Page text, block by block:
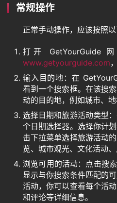
常规操作
正常手动操作，应该按照以
打开 GetYourGuide
www.getyourguide.com
输入目的地：在
看到一个搜索框。在该搜
动的目的地，例如城市、地
选择日期和旅游活动类型
个日期选择器。选择你计
击下拉菜单选择旅游活动
览、城市观光、文化活动、
浏览可用的活动：点击搜
显示与你搜索条件匹配的
活动，你可以查看每个活
和评论等详细信息。